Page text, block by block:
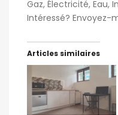
Gaz, Électricité, Eau,
Intéressé? Envoyez-
Articles similaires